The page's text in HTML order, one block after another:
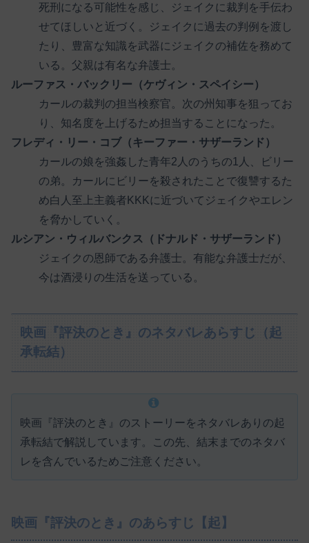
死刑になる可能性を感じ、ジェイクに裁判を手伝わ
せてほしいと近づく。ジェイクに過去の判例を渡し
たり、豊富な知識を武器にジェイクの補佐を務めて
いる。父親は有名な弁護士。
ルーファス・バックリー（ケヴィン・スペイシー）
カールの裁判の担当検察官。次の州知事を狙ってお
り、知名度を上げるため担当することになった。
フレディ・リー・コブ（キーファー・サザーランド）
カールの娘を強姦した青年2人のうちの1人、ビリー
の弟。カールにビリーを殺されたことで復讐するた
め白人至上主義者KKKに近づいてジェイクやエレン
を脅かしていく。
ルシアン・ウィルバンクス（ドナルド・サザーランド）
ジェイクの恩師である弁護士。有能な弁護士だが、
今は酒浸りの生活を送っている。
映画『評決のとき』のネタバレあらすじ（起
承転結）
映画『評決のとき』のストーリーをネタバレありの起
承転結で解説しています。この先、結末までのネタバ
レを含んでいるためご注意ください。
映画『評決のとき』のあらすじ【起】